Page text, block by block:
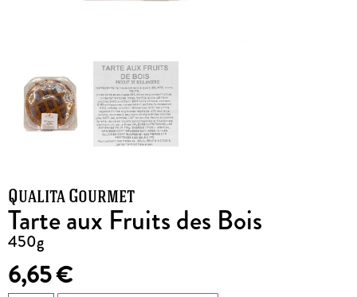
Qualita Gourmet
Tarte aux Fruits des Bois
450g
6,65€